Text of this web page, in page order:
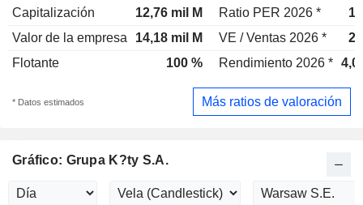
Capitalización 12,76 mil M Ratio PER 2026 *
Valor de la empresa
14,18 mil M VE / Ventas 2026 *
Flotante
100 % Rendimiento 2026 *
* Datos estimados Más ratios de valoración
Gráfico: Grupa K?ty S.A.